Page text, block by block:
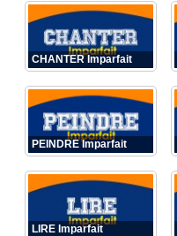
CHANTER Imparfait
PEINDRE Imparfait
LIRE Imparfait